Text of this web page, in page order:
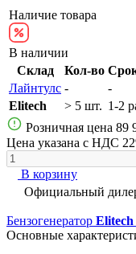
Наличие товара
В наличии
Склад
Кол-во
Лайнтулс -
-
Elitech
> 5 шт. 1-2
Розничная цена 89
Цена указана с НДС
В корзину
Официальный
Бензогенератор Elitech
Основные